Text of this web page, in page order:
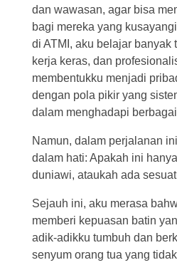
dan wawasan, agar bisa
bagi mereka yang
di ATMI, aku belajar banyak
kerja keras, dan
membentukku menjadi
dengan pola pikir yang
dalam menghadapi
Namun, dalam perjalanan
dalam hati: Apakah ini
duniawi, ataukah ada
Sejauh ini, aku merasa
memberi kepuasan batin
adik-adikku tumbuh dan
senyum orang tua yang